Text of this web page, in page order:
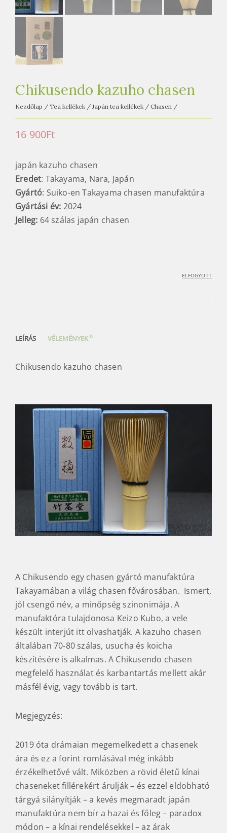
t
h
z
Chikusendo kazuho chasen
Kezdőlap / Tea kellékek / Japán tea kellékek / Chasen /
16 900Ft
japán kazuho chasen
Eredet: Takayama, Nara, Japán
Gyártó: Suiko-en Takayama chasen manufaktúra
Gyártási év: 2024
Jelleg: 64 szálas japán chasen
ELFOGYOTT
LEÍRÁS VÉLEMÉNYEK0
Chikusendo kazuho chasen
A Chikusendo egy chasen gyártó manufaktúra
Takayamában a világ chasen fővárosában. Ismert,
jól csengő név, a minőpség szinonimája. A
manufaktóra tulajdonosa Keizo Kubo, a vele
készült interjút itt olvashatják. A kazuho chasen
általában 70-80 szálas, usucha és koicha
készítésére is alkalmas. A Chikusendo chasen
megfelelő használat és karbantartás mellett akár
másfél évig, vagy tovább is tart.
Megjegyzés:
2019 óta drámaian megemelkedett a chasenek
ára és ez a forint romlásával még inkább
érzékelhetővé vált. Miközben a rövid életű kínai
chaseneket fillérekért árulják – és ezzel eldobható
tárgyá silányítják – a kevés megmaradt japán
manufaktúra nem bír a hazai és főleg – paradox
módon – a kínai rendelésekkel – az árak